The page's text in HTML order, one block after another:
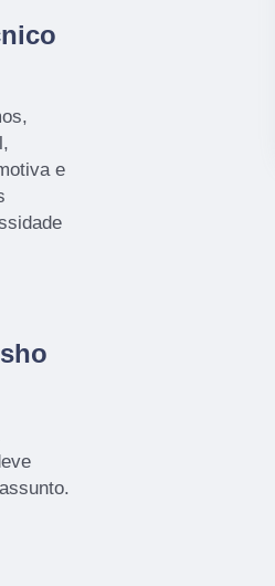
e